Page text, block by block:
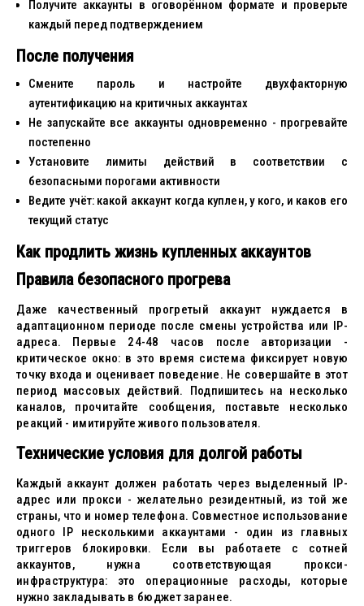
Получите аккаунты в оговорённом формате и проверьте
каждый перед подтверждением
После получения
Смените пароль и настройте двухфакторную
аутентификацию на критичных аккаунтах
Не запускайте все аккаунты одновременно - прогревайте
постепенно
Установите лимиты действий в соответствии с
безопасными порогами активности
Ведите учёт: какой аккаунт когда куплен, у кого, и каков его
текущий статус
Как продлить жизнь купленных аккаунтов
Правила безопасного прогрева
Даже качественный прогретый аккаунт нуждается в
адаптационном периоде после смены устройства или IP-
адреса. Первые 24-48 часов после авторизации -
критическое окно: в это время система фиксирует новую
точку входа и оценивает поведение. Не совершайте в этот
период массовых действий. Подпишитесь на несколько
каналов, прочитайте сообщения, поставьте несколько
реакций - имитируйте живого пользователя.
Технические условия для долгой работы
Каждый аккаунт должен работать через выделенный IP-
адрес или прокси - желательно резидентный, из той же
страны, что и номер телефона. Совместное использование
одного IP несколькими аккаунтами - один из главных
триггеров блокировки. Если вы работаете с сотней
аккаунтов, нужна соответствующая прокси-
инфраструктура: это операционные расходы, которые
нужно закладывать в бюджет заранее.